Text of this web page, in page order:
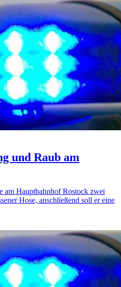
und Raub am
am Hauptbahnhof Rostock zwei
Hose, anschließend soll er eine